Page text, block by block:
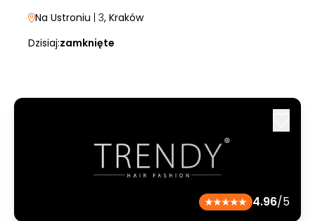
Na Ustroniu | 3, Kraków
Dzisiaj:zamknięte
4.96/5